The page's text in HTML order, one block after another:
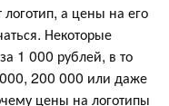
а цены на его
Некоторые
1 000 рублей, в то
000, 200 000 или даже
цены на логотипы